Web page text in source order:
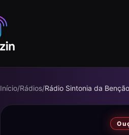
Início/Rádios/Rádio Sintonia da Benção